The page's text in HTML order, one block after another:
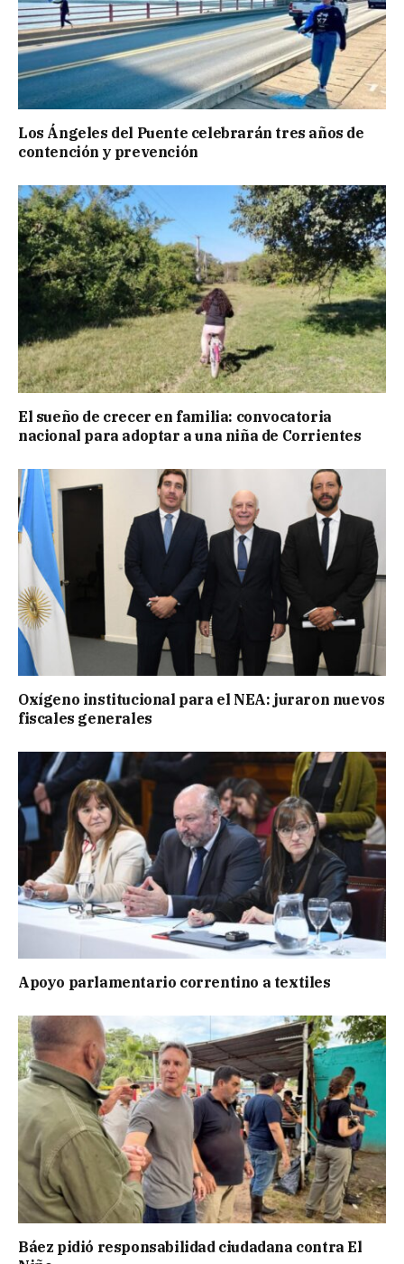
Los Ángeles del Puente celebrarán tres años de
contención y prevención
El sueño de crecer en familia: convocatoria
nacional para adoptar a una niña de Corrientes
Oxígeno institucional para el NEA: juraron nuevos
fiscales generales
Apoyo parlamentario correntino a textiles
Báez pidió responsabilidad ciudadana contra El